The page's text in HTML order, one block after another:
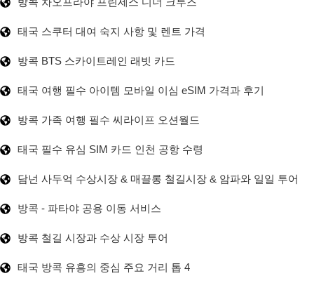
태국 스쿠터 대여 숙지 사항 및 렌트 가격
방콕 BTS 스카이트레인 래빗 카드
태국 여행 필수 아이템 모바일 이심 eSIM 가격과 후기
방콕 가족 여행 필수 씨라이프 오션월드
태국 필수 유심 SIM 카드 인천 공항 수령
담넌 사두억 수상시장 & 매끌롱 철길시장 & 암파와 일일 투어
방콕 - 파타야 공용 이동 서비스
방콕 철길 시장과 수상 시장 투어
태국 방콕 유흥의 중심 주요 거리 톱 4